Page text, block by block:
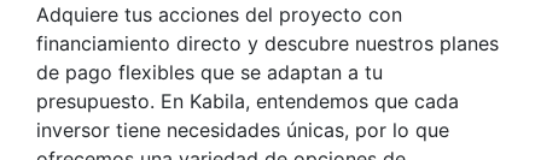
Adquiere tus acciones del proyecto con
financiamiento directo y descubre nuestros planes
de pago flexibles que se adaptan a tu
presupuesto. En Kabila, entendemos que cada
inversor tiene necesidades únicas, por lo que